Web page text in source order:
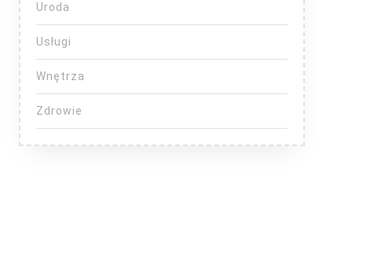
Uroda
Usługi
Wnętrza
Zdrowie